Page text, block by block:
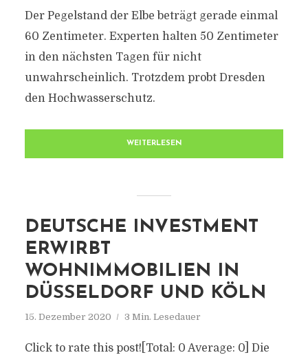
Der Pegelstand der Elbe beträgt gerade einmal
60 Zentimeter. Experten halten 50 Zentimeter
in den nächsten Tagen für nicht
unwahrscheinlich. Trotzdem probt Dresden
den Hochwasserschutz.
WEITERLESEN
DEUTSCHE INVESTMENT
ERWIRBT
WOHNIMMOBILIEN IN
DÜSSELDORF UND KÖLN
15. Dezember 2020 3 Min. Lesedauer
Click to rate this post![Total: 0 Average: 0] Die